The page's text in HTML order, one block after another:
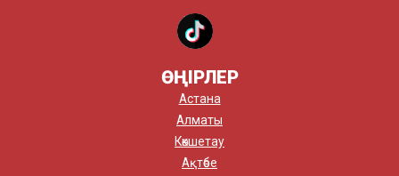
ӨҢІРЛЕР
Астана
Алматы
Көкшетау
Ақтөбе